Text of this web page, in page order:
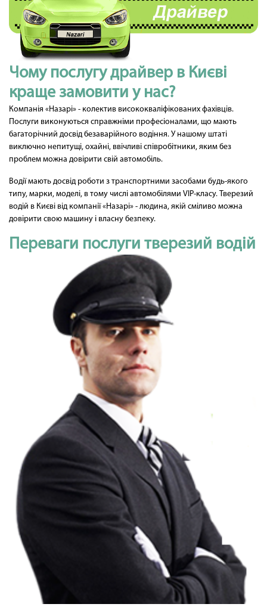
Чому послугу драйвер в Києві
краще замовити у нас?
Компанія «Назарі» - колектив висококваліфікованих фахівців.
Послуги виконуються справжніми професіоналами, що мають
багаторічний досвід безаварійного водіння. У нашому штаті
виключно непитущі, охайні, ввічливі співробітники, яким без
проблем можна довірити свій автомобіль.
Водії мають досвід роботи з транспортними засобами будь-якого
типу, марки, моделі, в тому числі автомобілями VIP-класу. Тверезий
водій в Києві від компанії «Назарі» - людина, якій сміливо можна
довірити свою машину і власну безпеку.
Переваги послуги тверезий водій